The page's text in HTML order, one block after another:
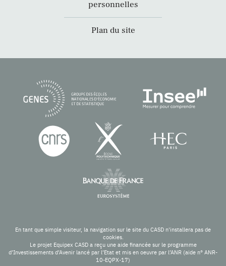
personnelles
Plan du site
En tant que simple visiteur, la navigation sur le site du CASD n'installera pas de
cookies.
Le projet Equipex CASD a reçu une aide financée sur le programme
d’Investissements d’Avenir lancé par l’Etat et mis en oeuvre par l’ANR (aide n° ANR-
10-EQPX-17)